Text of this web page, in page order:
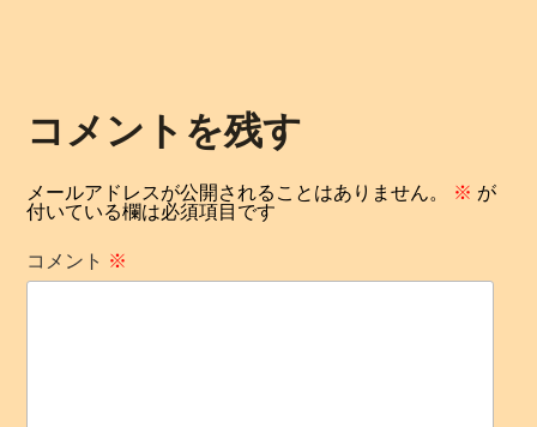
ー
シ
ョ
ン
コメントを残す
メールアドレスが公開されることはありません。 ※ が
付いている欄は必須項目です
コメント ※